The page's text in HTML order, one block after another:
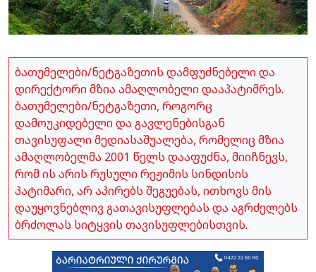
ბათუმელები/ნეტგაზეთის დამფუძნებელი და
დირექტორი მზია ამაღლობელი დააპატიმრეს.
ბათუმელები/ნეტგაზეთი, როგორც
დამოუკიდებელი და გავლენებისგან
თავისუფალი მედიასაშუალება, რომელიც მზია
ამაღლობელმა 2001 წელს დააფუძნა, მიიჩნევს,
რომ ის არის რუსული რეჟიმის სინდისის
პატიმარი, არ აპირებს შეგუებას, ითხოვს მის
დაუყოვნებლივ გათავისუფლებას და აგრძელებს
ბრძოლას სიტყვის თავისუფლებისთვის.